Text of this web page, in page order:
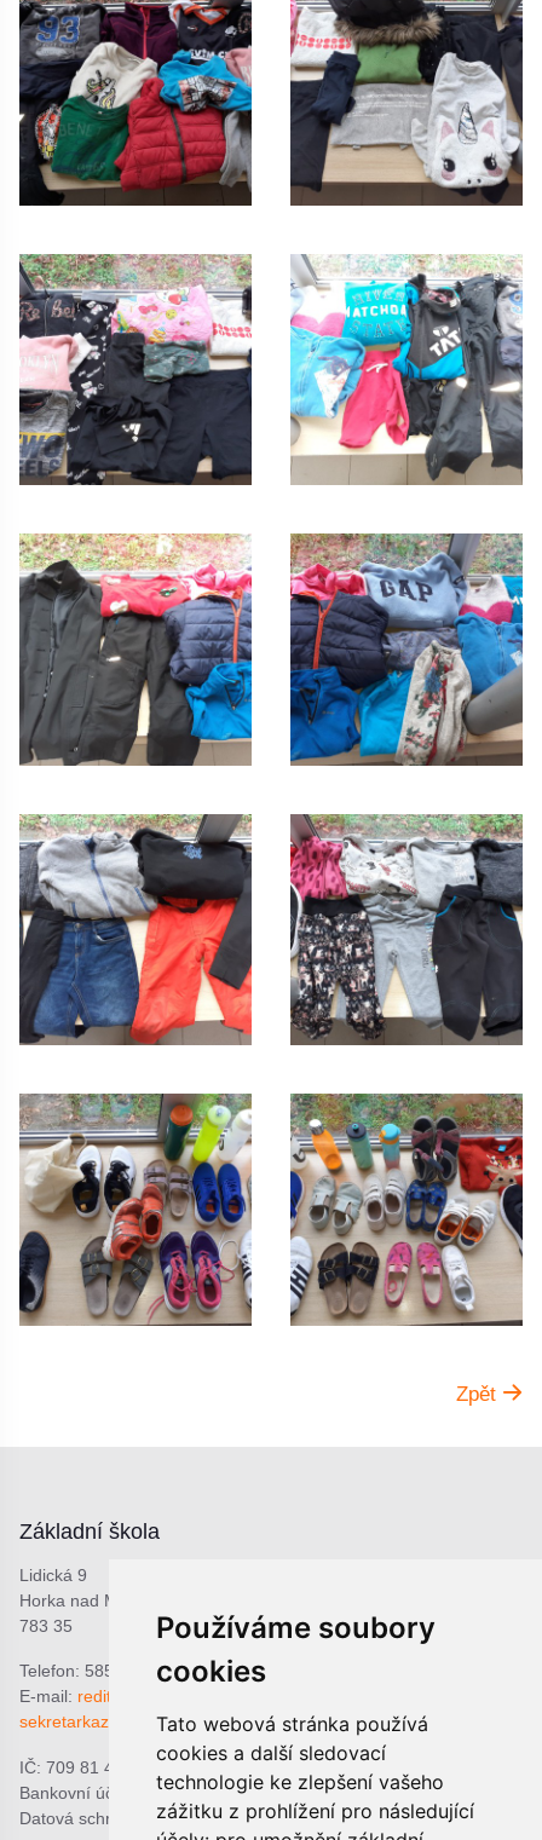
Používáme soubory
cookies
Tato webová stránka používá
cookies a další sledovací
technologie ke zlepšení vašeho
zážitku z prohlížení pro následující
Zpět
Základní škola
Lidická 9
Horka nad Moravou
783 35
Telefon: 585 378 047
E-mail: reditel@zshorka.cz
sekretarkazshorka@seznam.cz
IČ: 709 81 493
Bankovní účet: 1809609309/0800
Datová schránka: bjema48